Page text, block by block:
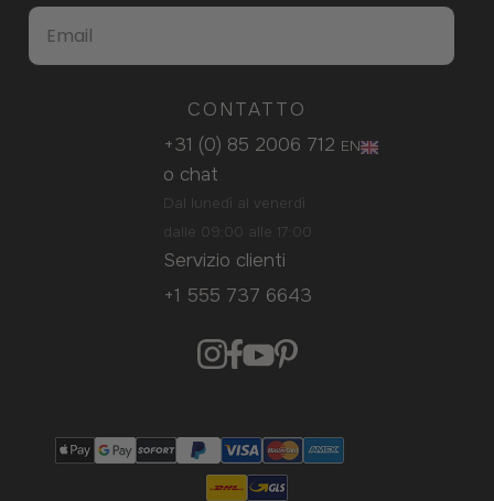
CONTATTO
+31 (0) 85 2006 712 EN
o chat
Dal lunedì al venerdì
dalle 09:00 alle 17:00
Servizio clienti
+1 555 737 6643